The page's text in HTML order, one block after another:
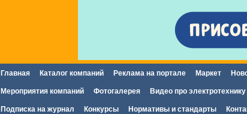
Главное меню
Главная Каталог компаний Реклама на портале Маркет
Мероприятия компаний Фотогалерея Видео про электротехнику
Подписка на журнал Конкурсы Нормативы и стандарты